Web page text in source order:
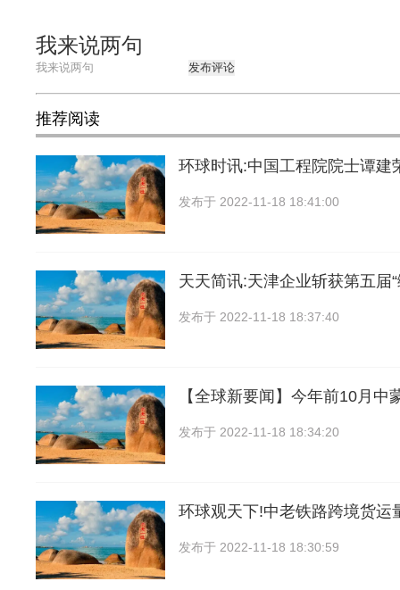
我来说两句
发布评论
推荐阅读
环球时讯:中国工程院院士谭建
发布于 2022-11-18 18:41:00
天天简讯:天津企业斩获第五届“
发布于 2022-11-18 18:37:40
【全球新要闻】今年前10月中
发布于 2022-11-18 18:34:20
环球观天下!中老铁路跨境货运
发布于 2022-11-18 18:30:59